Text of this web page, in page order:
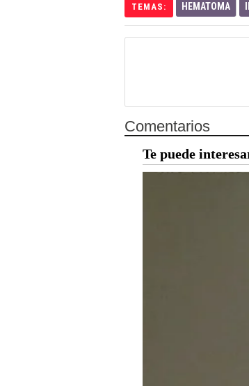
TEMAS: HEMATOMA
Comentarios